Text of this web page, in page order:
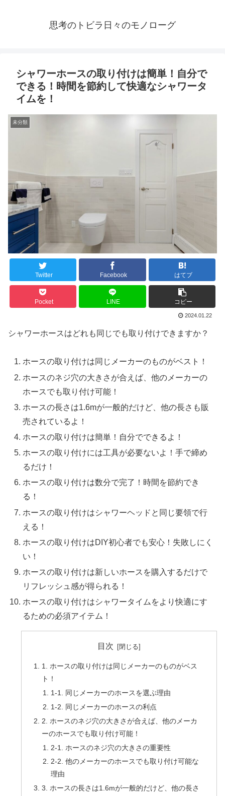
思考のトビラ日々のモノローグ
シャワーホースの取り付けは簡単！自分で
できる！時間を節約して快適なシャワータ
イムを！
未分類
Twitter Facebook はてブ
Pocket LINE コピー
2024.01.22
シャワーホースはどれも同じでも取り付けできますか？
ホースの取り付けは同じメーカーのものがベスト！
ホースのネジ穴の大きさが合えば、他のメーカーの
ホースでも取り付け可能！
ホースの長さは1.6mが一般的だけど、他の長さも販
売されているよ！
ホースの取り付けは簡単！自分でできるよ！
ホースの取り付けには工具が必要ないよ！手で締め
るだけ！
ホースの取り付けは数分で完了！時間を節約でき
る！
ホースの取り付けはシャワーヘッドと同じ要領で行
える！
ホースの取り付けはDIY初心者でも安心！失敗しにく
い！
ホースの取り付けは新しいホースを購入するだけで
リフレッシュ感が得られる！
ホースの取り付けはシャワータイムをより快適にす
るための必須アイテム！
目次
1. ホースの取り付けは同じメーカーのものがベス
ト！
1-1. 同じメーカーのホースを選ぶ理由
1-2. 同じメーカーのホースの利点
2. ホースのネジ穴の大きさが合えば、他のメーカ
ーのホースでも取り付け可能！
2-1. ホースのネジ穴の大きさの重要性
2-2. 他のメーカーのホースでも取り付け可能な
理由
3. ホースの長さは1.6mが一般的だけど、他の長さ